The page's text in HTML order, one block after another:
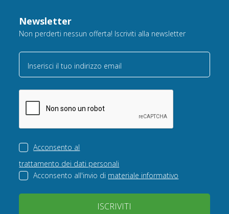
Newsletter
Non perderti nessun offerta! Iscriviti alla newsletter
Inserisci il tuo indirizzo email
Acconsento al
trattamento dei dati personali
Acconsento all'invio di materiale informativo
ISCRIVITI